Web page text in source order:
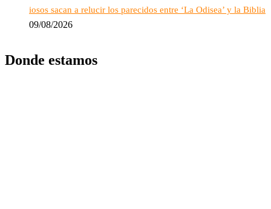
iosos sacan a relucir los parecidos entre ‘La Odisea’ y la Biblia
09/08/2026
Donde estamos